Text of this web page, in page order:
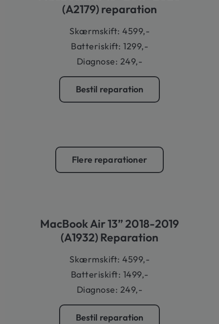
(A2179) reparation
Skærmskift: 4599,-
Batteriskift: 1299,-
Diagnose: 249,-
Bestil reparation
Flere reparationer
MacBook Air 13” 2018-2019
(A1932) Reparation
Skærmskift: 4599,-
Batteriskift: 1499,-
Diagnose: 249,-
Bestil reparation